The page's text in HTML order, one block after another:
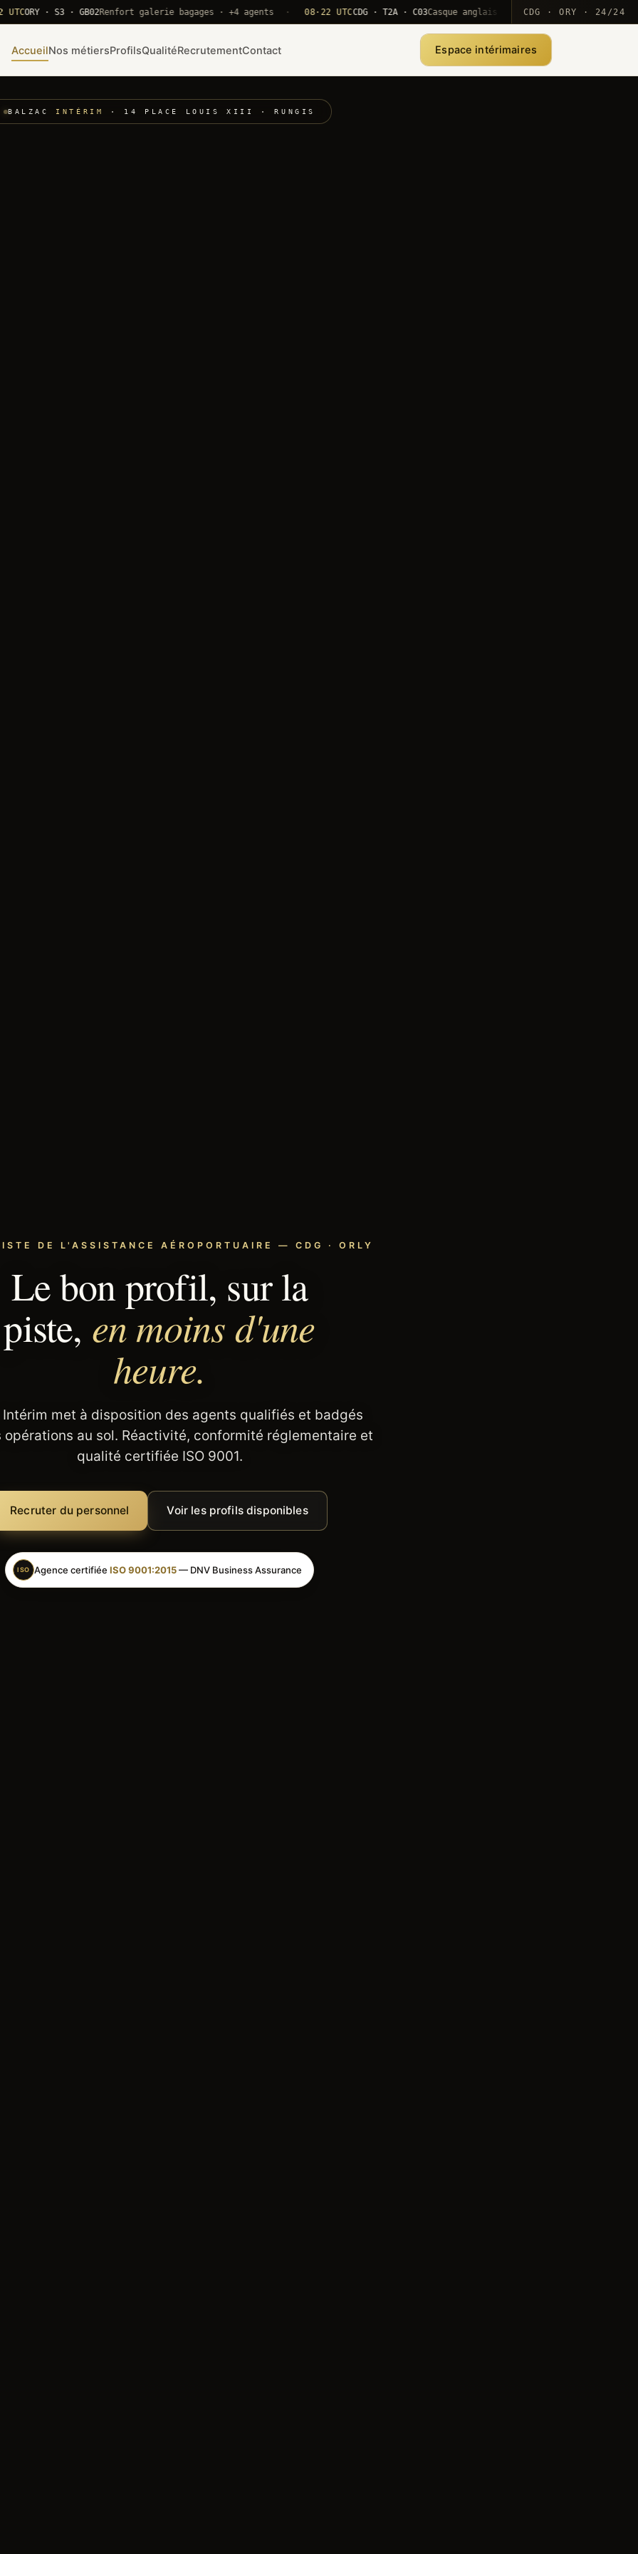
· S3 · GB02Renfort galerie bagages · +4 agents · 08·22 UTCCDG · T2A · C03 Casque anglais positionné · rotation MEA ·
CDG · ORY · 24/24
AccueilNos métiersProfilsQualitéRecrutementContact Espace intérimaires
BALZAC INTÉRIM · 14 PLACE LOUIS XIII · RUNGIS
DE L'ASSISTANCE AÉROPORTUAIRE — CDG · ORLY
Le bon profil, sur la
piste, en moins d'une
heure.
Intérim met à disposition des agents qualifiés et badgés
opérations au sol. Réactivité, conformité réglementaire et
qualité certifiée ISO 9001.
Recruter du personnel Voir les profils disponibles
ISO Agence certifiée ISO 9001:2015— DNV Business Assurance